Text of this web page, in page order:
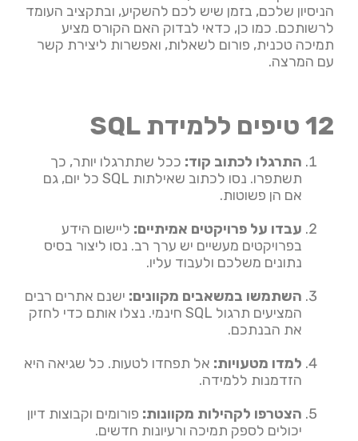
הניסיון שלכם, בזמן שיש לכם להשקיע, ובתקציב העומד
לרשותכם. כמו כן, כדאי לבדוק האם הקורס מציע
תמיכה טכנית, פורום לשאלות, ואפשרות ליצירת קשר
עם המרצה.
12 טיפים ללמידת SQL
התרגלו לכתוב קוד: ככל שתתרגלו יותר, כך
תשתפרו. נסו לכתוב שאילתות SQL כל יום, גם
אם הן פשוטות.
עבדו על פרויקטים אמיתיים: ליישום הידע
בפרויקטים מעשיים יש ערך רב. נסו ליצור בסיס
נתונים משלכם ולעבוד עליו.
השתמשו במשאבים מקוונים: ישנם אתרים רבים
המציעים תרגול SQL חינמי. נצלו אותם כדי לחזק
את הבנתכם.
למדו מטעויות: אל תפחדו לטעות. כל שגיאה היא
הזדמנות ללמידה.
הצטרפו לקהילות מקוונות: פורומים וקבוצות דיון
יכולים לספק תמיכה ורעיונות חדשים.